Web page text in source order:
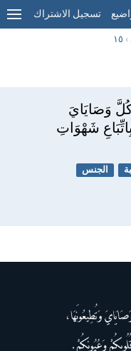
تسجيل الاشتراك
› ١٥
وَصَايَايَ
شَهْوَاتِ
الجنس